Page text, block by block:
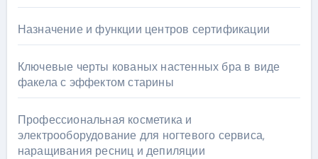
Назначение и функции центров сертификации
Ключевые черты кованых настенных бра в виде
факела с эффектом старины
Профессиональная косметика и
электрооборудование для ногтевого сервиса,
наращивания ресниц и депиляции